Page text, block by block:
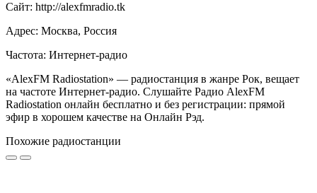
Сайт: http://alexfmradio.tk
Адрес: Москва, Россия
Частота: Интернет-радио
«AlexFM Radiostation» — радиостанция в жанре Рок, вещает
на частоте Интернет-радио. Слушайте Радио AlexFM
Radiostation онлайн бесплатно и без регистрации: прямой
эфир в хорошем качестве на Онлайн Рэд.
Похожие радиостанции